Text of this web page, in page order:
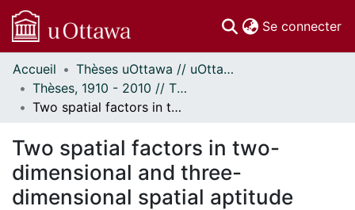
Se connecter
Communautés
et collections
Parcourir
À propos
Accueil
Thèses uOttawa // uOttawa Theses
Thèses, 1910 - 2010 // Theses, 1910 - 2010
Two spatial factors in two-dimensional and three-dimensional spatial aptitude
Two spatial factors in two-
dimensional and three-
dimensional spatial aptitude